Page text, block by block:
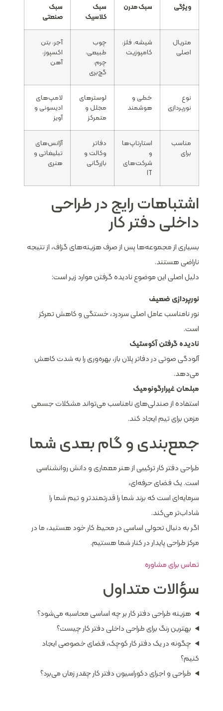
ویژگی سبک مدرن
سبک
کلاسیک
سبک
صنعتی
متریال
اصلی
شیشه، فلز،
کامپوزیت
چوب
طبیعی،
چرم،
گچ‌بری
آجر، بتن
اکسپوز،
آهن
نوع
نورپردازی
خطی و
هوشمند
لوسترهای
مجلل و
متمرکز
لامپ‌های
ادیسونی و
آویز
مناسب
برای
استارتاپ‌ها
و
شرکت‌های
IT
دفاتر
وکالت و
بازرگانی
آژانس‌های
تبلیغاتی و
هنری
اشتباهات رایج در طراحی
داخلی دفتر کار
بسیاری از مجموعه‌ها پس از صرف هزینه‌های گزاف، از نتیجه
ناراضی هستند.
دلیل اصلی این موضوع نادیده گرفتن موارد زیر است:
نورپردازی ضعیف
نور نامناسب عامل اصلی سردرد، خستگی و کاهش تمرکز
است.
نادیده گرفتن آکوستیک
آلودگی صوتی در دفاتر پلان باز، بهره‌وری را به شدت کاهش
می‌دهد.
مبلمان غیرارگونومیک
استفاده از صندلی‌های نامناسب می‌تواند مشکلات جسمی
مزمن برای تیم ایجاد کند.
جمع‌بندی و گام بعدی شما
طراحی دفتر کار ترکیبی از هنر معماری و دانش روانشناسی
است. یک فضای حرفه‌ای،
سرمایه‌ای است که برند شما را قدرتمندتر و تیم شما را
شاداب‌تر می‌کند.
اگر به دنبال تحولی اساسی در محیط کار خود هستید، ما در
مرکز طراحی پایدار در کنار شما هستیم.
تماس برای مشاوره
سؤالات متداول
هزینه طراحی دفتر کار بر چه اساسی محاسبه می‌شود؟
بهترین رنگ برای طراحی داخلی دفتر کار چیست؟
چگونه در یک دفتر کار کوچک، فضای خصوصی ایجاد
کنیم؟
طراحی و اجرای دکوراسیون دفتر کار چقدر زمان می‌برد؟